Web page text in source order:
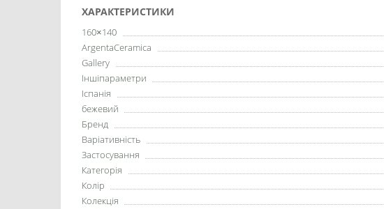
ХАРАКТЕРИСТИКИ
160×140
ArgentaCeramica
Gallery
Іншіпараметри
Іспанія
бежевий
Бренд
Варіативність
Застосування
Категорія
Колір
Колекція